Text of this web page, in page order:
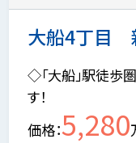
大船4丁目
◇「大船」駅徒歩
す！
価格 5,280